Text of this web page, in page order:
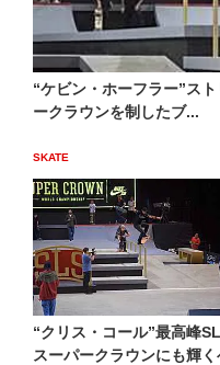
“ケビン・ホーフラー”ス
ークラウンを制したブ...
SKATE
“クリス・コール”最高峰
スーパークラウンにも輝く